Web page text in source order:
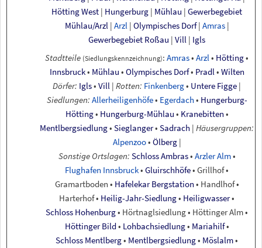
Hötting West | Hungerburg | Mühlau | Gewerbegebiet
Mühlau/Arzl | Arzl | Olympisches Dorf | Amras |
Gewerbegebiet Roßau | Vill | Igls
Stadtteile (Siedlungskennzeichnung): Amras• Arzl• Hötting•
Innsbruck• Mühlau • Olympisches Dorf• Pradl• Wilten
Dörfer: Igls• Vill | Rotten: Finkenberg• Untere Figge |
Siedlungen: Allerheiligenhöfe• Egerdach • Hungerburg-
Hötting• Hungerburg-Mühlau • Kranebitten •
Mentlbergsiedlung• Sieglanger• Sadrach | Häusergruppen:
Alpenzoo• Ölberg |
Sonstige Ortslagen: Schloss Ambras• ArzlerAlm•
Flughafen Innsbruck• Gluirschhöfe• Grillhof•
Gramartboden • Hafelekar Bergstation • Handlhof•
Harterhof• Heilig-Jahr-Siedlung• Heiligwasser•
Schloss Hohenburg• Hörtnaglsiedlung• Höttinger Alm•
Höttinger Bild• Lohbachsiedlung• Mariahilf•
Schloss Mentlberg• Mentlbergsiedlung• Möslalm•